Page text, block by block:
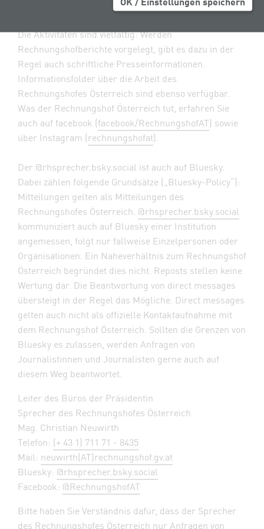
um eine umfassende Serviceleistung für die Medien.
Die Aktivitäten sind vielfältig: Werden
Rechnungshofberichte vorgelegt, gibt es dazu in der
Regel auch schriftliche Presseinformationen.
Informationsfolder über die Arbeit des
Rechnungshofes Österreich sind ebenso verfügbar.
Was der Rechnungshof Österreich tut, erfahren Sie
auch auf facebook (facebook/RechnungshofAT) sowie
über Instagram (rechnungshofat).
Der @rhsprecher.bsky.social ist auch auf Bluesky.
Dabei zählen folgende Grundsätze („Bluesky-Policy“):
Mitteilungen gelten als Mitteilungen des
Rechnungshofes Österreich. @rhsprecher.bsky.social
kommuniziert auch auf Bluesky einer Institution
angemessen, folgt nur fallweise Einzelpersonen oder
Organisationen. Ein Naheverhältnis zum Rechnungshof
Österreich begründet dies nicht. Reposts stellen keine
Wertung dar. Die Beantwortung von direct messages
übersteigt in der Regel das Mögliche. Direct messages
gelten auch nicht als offizielle Kontaktaufnahme mit
dem Rechnungshof Österreich. Sollten die Grenzen von
Bluesky es zulassen, werden Anfragen von
Journalistinnen und Journalisten gerne auch auf
diesem Weg beantwortet.
Leiter des Büros der Präsidentin
Sprecher des Rechnungshofes Österreich
Mag. Christian Neuwirth
Telefon: (+ 43 1) 711 71 - 8435
Mail: neuwirth(AT)rechnungshof.gv.at
Bluesky: @rhsprecher.bsky.social
Facebook: @RechnungshofAT
Bitte haben Sie Verständnis dafür, dass der Sprecher
des Rechnungshofes Österreich nur Anfragen von